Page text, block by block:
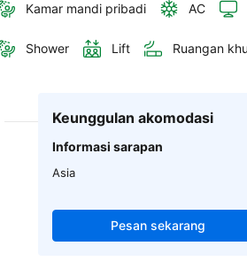
Kamar mandi pribadi AC
Shower Lift Ruangan
Keunggulan akomodasi
Informasi sarapan
Asia
Pesan sekarang